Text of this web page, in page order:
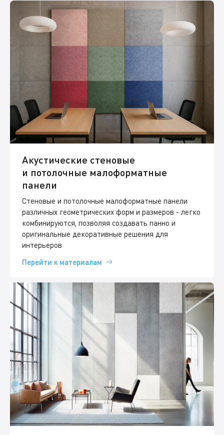
Акустические стеновые
и потолочные малоформатные
панели
Стеновые и потолочные малоформатные панели
различных геометрических форм и размеров - легко
комбинируются, позволяя создавать панно и
оригинальные декоративные решения для
интерьеров
Перейти к материалам